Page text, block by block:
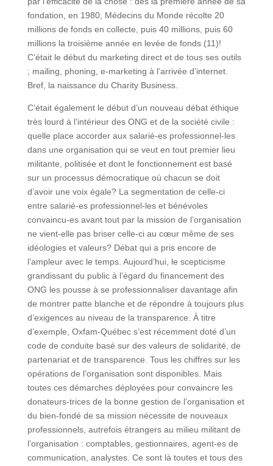
fondation, en 1980, Médecins du Monde récolte 20
millions de fonds en collecte, puis 40 millions, puis 60
millions la troisième année en levée de fonds (11)!
C’était le début du marketing direct et de tous ses outils
; mailing, phoning, e-marketing à l’arrivée d’internet.
Bref, la naissance du Charity Business.
C’était également le début d’un nouveau débat éthique
très lourd à l’intérieur des ONG et de la société civile :
quelle place accorder aux salarié-es professionnel-les
dans une organisation qui se veut en tout premier lieu
militante, politisée et dont le fonctionnement est basé
sur un processus démocratique où chacun se doit
d’avoir une voix égale? La segmentation de celle-ci
entre salarié-es professionnel-les et bénévoles
convaincu-es avant tout par la mission de l’organisation
ne vient-elle pas briser celle-ci au cœur même de ses
idéologies et valeurs? Débat qui a pris encore de
l’ampleur avec le temps. Aujourd’hui, le scepticisme
grandissant du public à l’égard du financement des
ONG les pousse à se professionnaliser davantage afin
de montrer patte blanche et de répondre à toujours plus
d’exigences au niveau de la transparence. À titre
d’exemple, Oxfam-Québec s’est récemment doté d’un
code de conduite basé sur des valeurs de solidarité, de
partenariat et de transparence. Tous les chiffres sur les
opérations de l’organisation sont disponibles. Mais
toutes ces démarches déployées pour convaincre les
donateurs-trices de la bonne gestion de l’organisation et
du bien-fondé de sa mission nécessite de nouveaux
professionnels, autrefois étrangers au milieu militant de
l’organisation : comptables, gestionnaires, agent-es de
communication, analystes. Ce sont là toutes et tous des